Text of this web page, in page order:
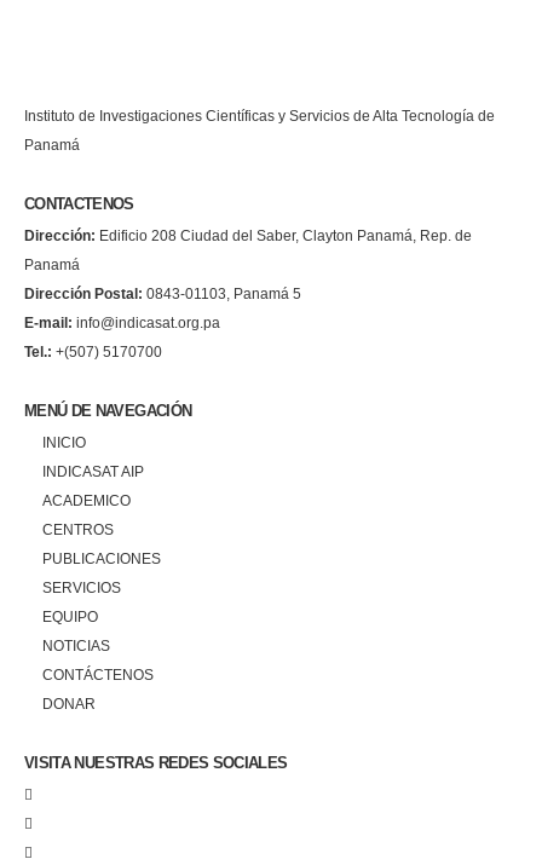
Instituto de Investigaciones Científicas y Servicios de Alta Tecnología de
Panamá
CONTACTENOS
Dirección: Edificio 208 Ciudad del Saber, Clayton Panamá, Rep. de
Panamá
Dirección Postal: 0843-01103, Panamá 5
E-mail: info@indicasat.org.pa
Tel.: +(507) 5170700
MENÚ DE NAVEGACIÓN
INICIO
INDICASAT AIP
ACADEMICO
CENTROS
PUBLICACIONES
SERVICIOS
EQUIPO
NOTICIAS
CONTÁCTENOS
DONAR
VISITA NUESTRAS REDES SOCIALES